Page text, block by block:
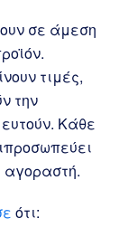
σε άμεση
τιμές,
την
Κάθε
αγοραστή.
ότι: